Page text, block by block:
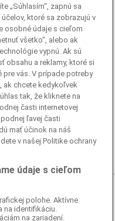
Slovensko
„Súhlasím“, zapnú sa
ktoré sa zobrazujú v
osobné údaje s cieľom
všetko“, alebo ak
vypnú. Ak sú
obsahu a reklamy, ktoré si
pre vás. V prípade potreby
ak chcete kedykoľvek
tak, že kliknete na
časti internetovej
ľavej časti
mať účinok na náš
v našej Politike ochrany
údaje s cieľom
polohe. Aktívne
na identifikáciu.
na zariadení.